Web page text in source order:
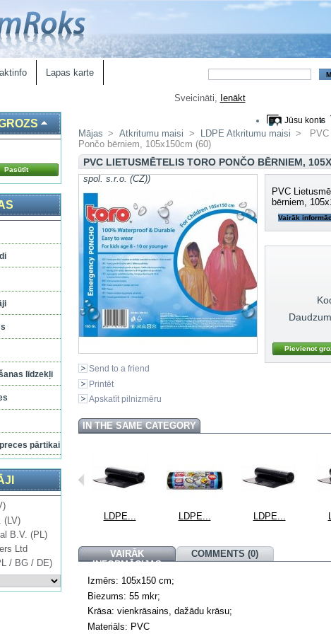
Lapas karte
Sveicināti, Ienākt
Jūsu konts
Pasūtīt
līdzekļi
pārtikai
(LV)
B.V. (PL)
Ltd
/ BG / DE)
Mājas > Atkritumu maisi > LDPE Atkritumu maisi >
Pončo bērniem, 105x150cm (60)
PVC LIETUSMĒTELIS TORO PONČO BĒRNIEM,
spol. s.r.o. (CZ))
Send to a friend
Printēt
Apskatīt pilnizmēru
PVC
bērniem,
Vairāk
IN THE SAME CATEGORY
LDPE... LDPE... LDPE...
VAIRĀK
INFORMĀCIJAS
COMMENTS (0)
Izmērs: 105x150 cm;
Biezums: 55 mkr;
Krāsa: vienkrāsains, dažādu krāsu;
Materiāls: PVC